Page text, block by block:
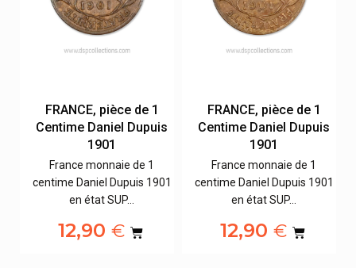
FRANCE, pièce de 1
Centime Daniel Dupuis
1901
France monnaie de 1
centime Daniel Dupuis 1901
en état SUP…
12,90€
FRANCE, pièce de 1
Centime Daniel Dupuis
1901
France monnaie de 1
centime Daniel Dupuis 1901
en état SUP…
12,90€